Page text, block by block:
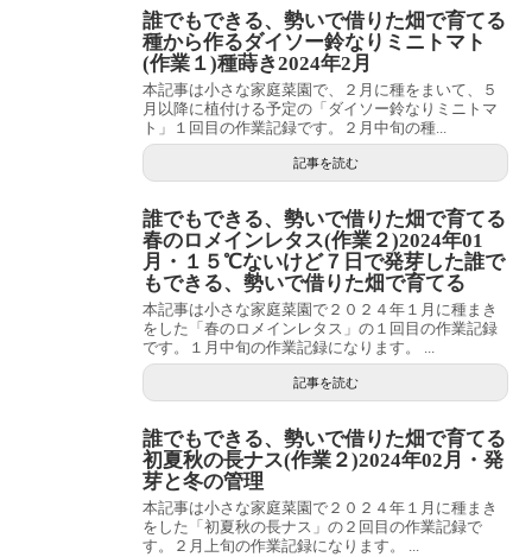
誰でもできる、勢いで借りた畑で育てる
種から作るダイソー鈴なりミニトマト
(作業１)種蒔き2024年2月
本記事は小さな家庭菜園で、２月に種をまいて、５
月以降に植付ける予定の「ダイソー鈴なりミニトマ
ト」１回目の作業記録です。２月中旬の種...
記事を読む
誰でもできる、勢いで借りた畑で育てる
春のロメインレタス(作業２)2024年01
月・１５℃ないけど７日で発芽した誰で
もできる、勢いで借りた畑で育てる
本記事は小さな家庭菜園で２０２４年１月に種まき
をした「春のロメインレタス」の１回目の作業記録
です。１月中旬の作業記録になります。 ...
記事を読む
誰でもできる、勢いで借りた畑で育てる
初夏秋の長ナス(作業２)2024年02月・発
芽と冬の管理
本記事は小さな家庭菜園で２０２４年１月に種まき
をした「初夏秋の長ナス」の２回目の作業記録で
す。２月上旬の作業記録になります。 ...